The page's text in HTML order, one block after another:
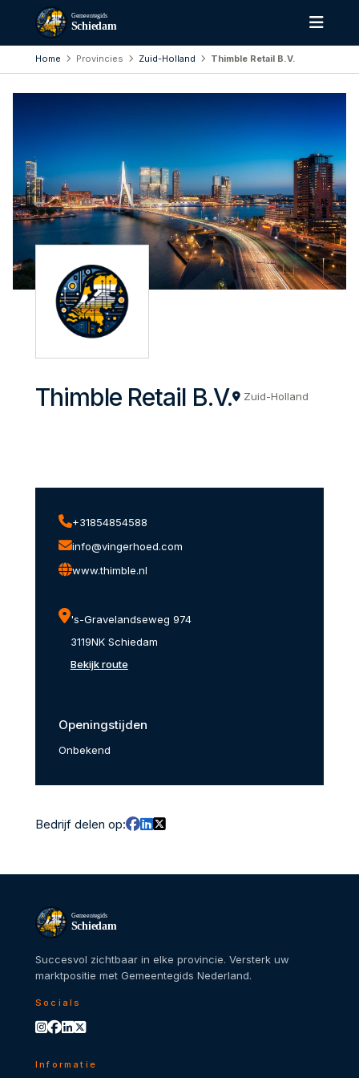
Gemeentegids
Schiedam
Home Provincies Zuid-Holland Thimble Retail B.V.
Thimble Retail B.V. Zuid-Holland
+31854854588
info@vingerhoed.com
www.thimble.nl
's-Gravelandseweg 974
3119NK Schiedam
Bekijk route
Openingstijden
Onbekend
Bedrijf delen op:
Gemeentegids
Schiedam
Succesvol zichtbaar in elke provincie. Versterk uw
marktpositie met Gemeentegids Nederland.
Socials
Informatie